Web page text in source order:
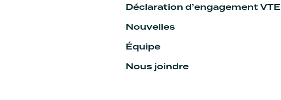
Déclaration d’engagement VTE
Nouvelles
Équipe
Nous joindre